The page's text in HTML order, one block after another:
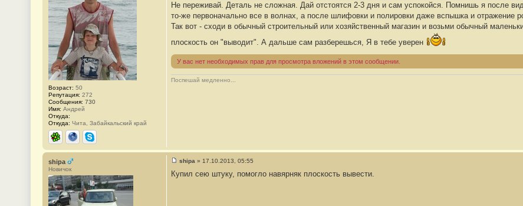
Возраст: 50
Репутация: 272
Сообщения: 730
Имя: Андрей
Откуда:
Откуда: Чита, Забайкальский край
ICQ СайтSkype
н
и
#
Не переживай. Деталь не сложная. Дай отстоятся 2-3 дня и сам успокойся. Помнишь я после
то-же первоначально все в волнах, а после шлифовки и полировки даже вспышка и отражение
Так вот - сходи в обычный строительный или хозяйственный магазин и возьми обычный
плоскость он "выводит". А дальше сам разберешься, Я в тебе уверен
У вас нет необходимых прав для просмотра вложений в этом сообщении.
Поспешай медленно...
shipa
Новичок
о
shipa » 17.10.2013, 05:55
Купил сею штуку, помогло навярняк плоскость вывести.